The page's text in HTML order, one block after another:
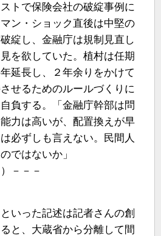
トで保険会社の破綻事例に
ン・ショック直後は中堅の
綻し、金融庁は規制見直し
を欲していた。植村は任期
延長し、２年余りをかけて
せるためのルールづくりに
負する。「金融庁幹部は問
力は高いが、配置換えが早
必ずしも言えない。民間人
ではないか」
－－－
いった記述は記者さんの創
と、大蔵省から分離して間